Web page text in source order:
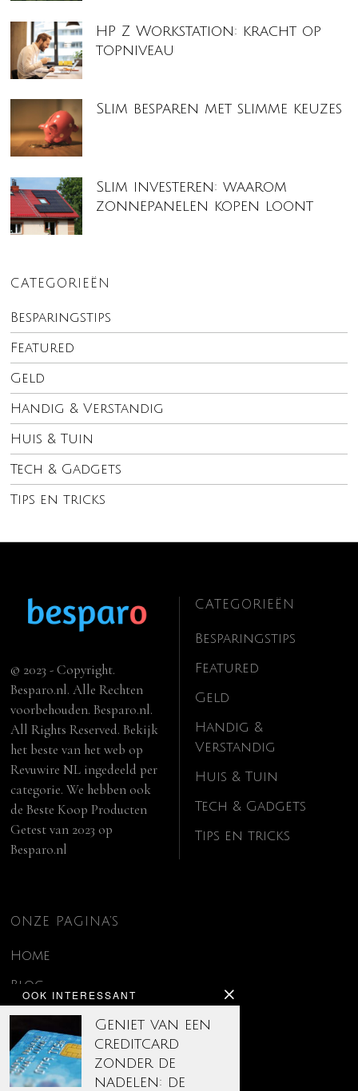
HP Z Workstation: kracht op
topniveau
Slim besparen met slimme keuzes
Slim investeren: waarom
zonnepanelen kopen loont
CATEGORIEËN
Besparingstips
Featured
Geld
Handig & Verstandig
Huis & Tuin
Tech & Gadgets
Tips en tricks
OOK INTERESSANT
Geniet van een
creditcard
zonder de
nadelen: de
© 2023 - Copyright.
Besparo.nl. Alle Rechten
voorbehouden. Besparo.nl.
All Rights Reserved. Bekijk
het beste van het web op
Revuwire NL ingedeeld per
categorie. We hebben ook
deBeste Koop Producten
Getest van 2023 op
Besparo.nl
CATEGORIEËN
Besparingstips
Featured
Geld
Handig &
Verstandig
Huis & Tuin
Tech & Gadgets
Tips en tricks
ONZE PAGINA’S
Home
Blog
Contact
Disclaimer
Over ons